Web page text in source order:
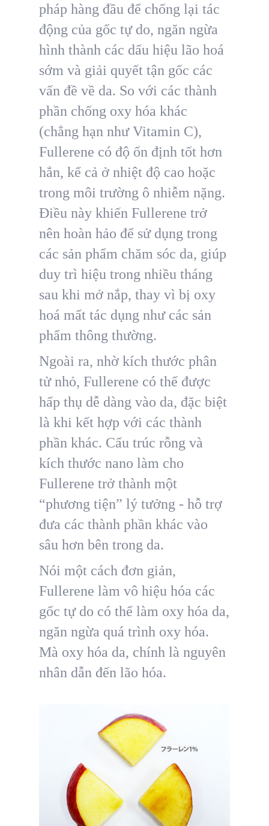
pháp hàng đầu để chống lại tác
động của gốc tự do, ngăn ngừa
hình thành các dấu hiệu lão hoá
sớm và giải quyết tận gốc các
vấn đề về da. So với các thành
phần chống oxy hóa khác
(chẳng hạn như Vitamin C),
Fullerene có độ ổn định tốt hơn
hẳn, kể cả ở nhiệt độ cao hoặc
trong môi trường ô nhiễm nặng.
Điều này khiến Fullerene trở
nên hoàn hảo để sử dụng trong
các sản phẩm chăm sóc da, giúp
duy trì hiệu trong nhiều tháng
sau khi mở nắp, thay vì bị oxy
hoá mất tác dụng như các sản
phẩm thông thường.
Ngoài ra, nhờ kích thước phân
tử nhỏ, Fullerene có thể được
hấp thụ dễ dàng vào da, đặc biệt
là khi kết hợp với các thành
phần khác. Cấu trúc rỗng và
kích thước nano làm cho
Fullerene trở thành một
“phương tiện” lý tưởng - hỗ trợ
đưa các thành phần khác vào
sâu hơn bên trong da.
Nói một cách đơn giản,
Fullerene làm vô hiệu hóa các
gốc tự do có thể làm oxy hóa da,
ngăn ngừa quá trình oxy hóa.
Mà oxy hóa da, chính là nguyên
nhân dẫn đến lão hóa.